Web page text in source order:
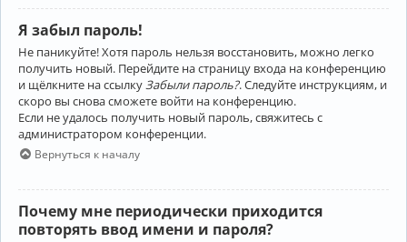
Я забыл пароль!
Не паникуйте! Хотя пароль нельзя восстановить, можно легко
получить новый. Перейдите на страницу входа на конференцию
и щёлкните на ссылку Забыли пароль?. Следуйте инструкциям, и
скоро вы снова сможете войти на конференцию.
Если не удалось получить новый пароль, свяжитесь с
администратором конференции.
Вернуться к началу
Почему мне периодически приходится
повторять ввод имени и пароля?